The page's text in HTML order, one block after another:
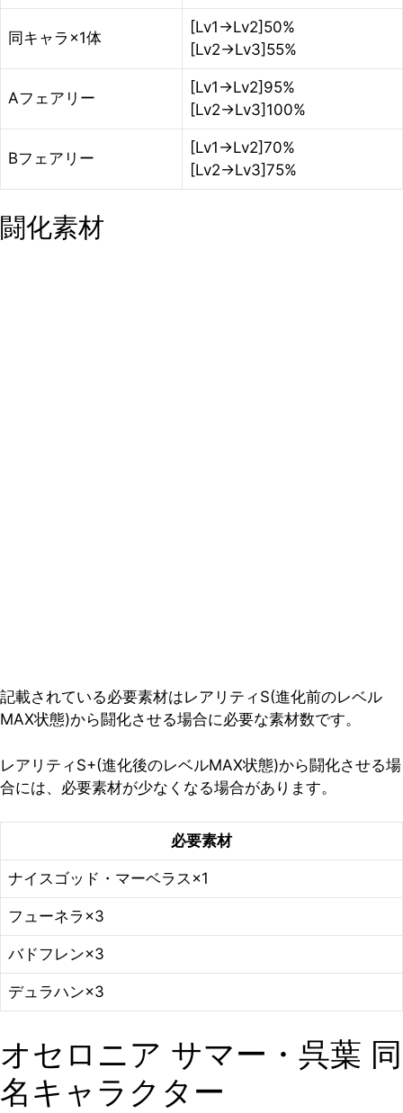
同キャラ×1体
[Lv1→Lv2]50%
[Lv2→Lv3]55%
Aフェアリー
[Lv1→Lv2]95%
[Lv2→Lv3]100%
Bフェアリー
[Lv1→Lv2]70%
[Lv2→Lv3]75%
闘化素材
記載されている必要素材はレアリティS(進化前のレベル
MAX状態)から闘化させる場合に必要な素材数です。
レアリティS+(進化後のレベルMAX状態)から闘化させる場
合には、必要素材が少なくなる場合があります。
必要素材
ナイスゴッド・マーベラス×1
フューネラ×3
バドフレン×3
デュラハン×3
オセロニア サマー・呉葉 同
名キャラクター